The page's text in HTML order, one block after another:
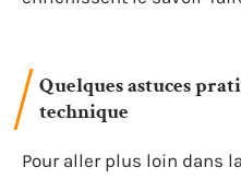
Quelques astuces
technique
Pour aller plus loin dans